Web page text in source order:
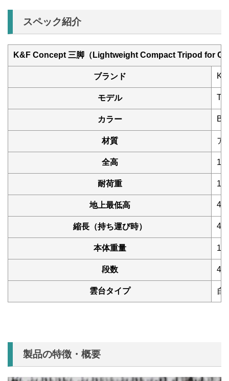
スペック紹介
K&F Concept 三脚（Lightweight Compact Tripod for
ブランド
モデル
カラー
材質 ア
全高
耐荷重 10
地上最低高
縮長（持ち運び時）
本体重量
段数 4段
雲台タイプ 自
製品の特徴・概要